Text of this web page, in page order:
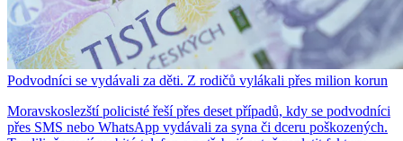
Podvodníci se vydávali za děti. Z rodičů vylákali přes milion korun
Moravskoslezští policisté řeší přes deset případů, kdy se podvodníci
přes SMS nebo WhatsApp vydávali za syna či dceru poškozených.